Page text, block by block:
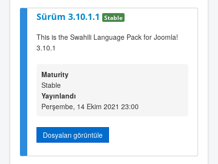
Sürüm 3.10.1.1 Stable
This is the Swahili Language Pack for Joomla!
3.10.1
Maturity
Stable
Yayınlandı
Perşembe, 14 Ekim 2021 23:00
Dosyaları görüntüle